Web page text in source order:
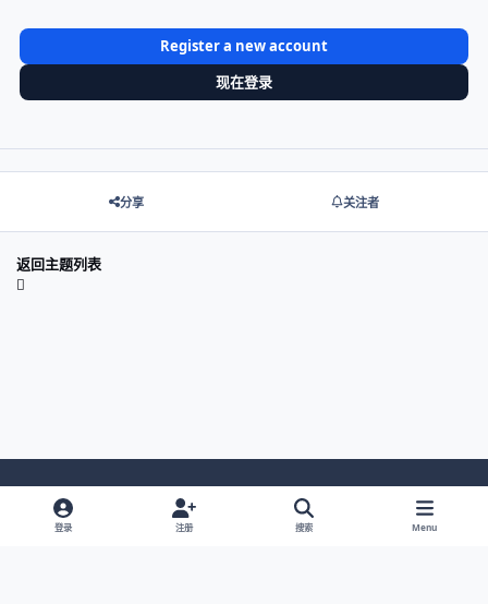
Register a new account
现在登录
分享 关注者
返回主题列表
Light ModeDark ModeSystem Preference
登录 注册 搜索 Menu